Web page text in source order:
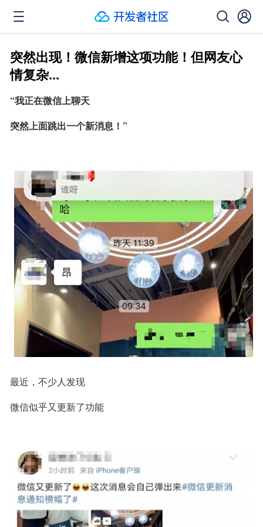
突然出现！微信新增这项功能！但网友心
情复杂...
“我正在微信上聊天
突然上面跳出一个新消息！”
最近，不少人发现
微信似乎又更新了功能